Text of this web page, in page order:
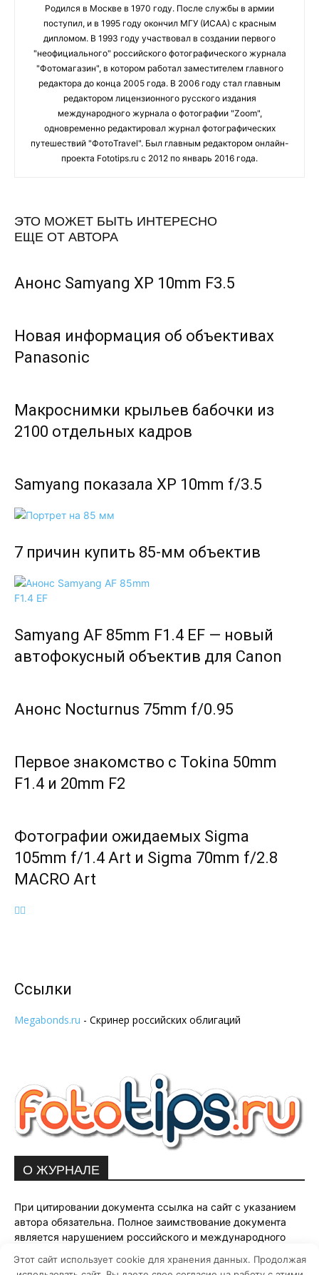
Родился в Москве в 1970 году. После службы в армии
поступил, и в 1995 году окончил МГУ (ИСАА) с красным
дипломом. В 1993 году участвовал в создании первого
"неофициального" российского фотографического журнала
"Фотомагазин", в котором работал заместителем главного
редактора до конца 2005 года. В 2006 году стал главным
редактором лицензионного русского издания
международного журнала о фотографии "Zoom",
одновременно редактировал журнал фотографических
путешествий "ФотоTravel". Был главным редактором онлайн-
проекта Fototips.ru с 2012 по январь 2016 года.
ЭТО МОЖЕТ БЫТЬ ИНТЕРЕСНО
ЕЩЕ ОТ АВТОРА
Анонс Samyang XP 10mm F3.5
Новая информация об объективах
Panasonic
Макроснимки крыльев бабочки из
2100 отдельных кадров
Samyang показала XP 10mm f/3.5
7 причин купить 85-мм объектив
Samyang AF 85mm F1.4 EF — новый
автофокусный объектив для Canon
Анонс Nocturnus 75mm f/0.95
Первое знакомство с Tokina 50mm
F1.4 и 20mm F2
Фотографии ожидаемых Sigma
105mm f/1.4 Art и Sigma 70mm f/2.8
MACRO Art
Ссылки
Megabonds.ru - Скринер российских облигаций
О ЖУРНАЛЕ
При цитировании документа ссылка на сайт с указанием
автора обязательна. Полное заимствование документа
является нарушением российского и международного
редакции fototips.ru.
Этот сайт использует cookie для хранения данных. Продолжая